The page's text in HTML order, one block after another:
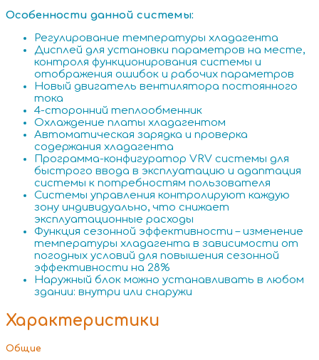
Особенности данной системы:
Регулирование температуры хладагента
Дисплей для установки параметров на месте,
контроля функционирования системы и
отображения ошибок и рабочих параметров
Новый двигатель вентилятора постоянного
тока
4-сторонний теплообменник
Охлаждение платы хладагентом
Автоматическая зарядка и проверка
содержания хладагента
Программа-конфигуратор VRV системы для
быстрого ввода в эксплуатацию и адаптация
системы к потребностям пользователя
Системы управления контролируют каждую
зону индивидуально, что снижает
эксплуатационные расходы
Функция сезонной эффективности – изменение
температуры хладагента в зависимости от
погодных условий для повышения сезонной
эффективности на 28%
Наружный блок можно устанавливать в любом
здании: внутри или снаружи
Характеристики
Общие